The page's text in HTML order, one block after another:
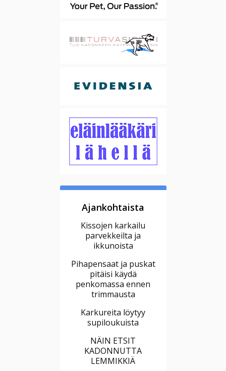
Ajankohtaista
Kissojen karkailu
parvekkeilta ja
ikkunoista
Pihapensaat ja puskat
pitäisi käydä
penkomassa ennen
trimmausta
Karkureita löytyy
supiloukuista
NÄIN ETSIT
KADONNUTTA
LEMMIKKIÄ